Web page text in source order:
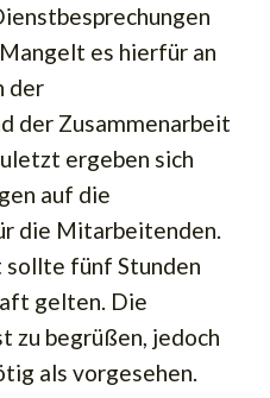
es hierfür an
der
der Zusammenarbeit
ergeben sich
auf die
die Mitarbeitenden.
fünf Stunden
gelten. Die
zu begrüßen, jedoch
als vorgesehen.